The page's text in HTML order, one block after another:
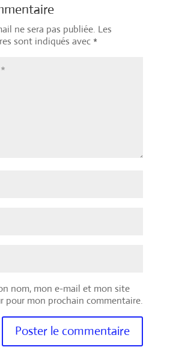
ne sera pas publiée. Les
sont indiqués avec *
nom, mon e-mail et mon site
pour mon prochain commentaire.